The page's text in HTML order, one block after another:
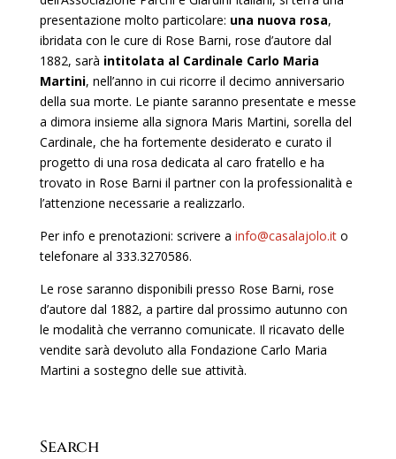
presentazione molto particolare: una nuova rosa,
ibridata con le cure di Rose Barni, rose d’autore dal
1882, sarà intitolata al Cardinale Carlo Maria
Martini, nell’anno in cui ricorre il decimo anniversario
della sua morte. Le piante saranno presentate e messe
a dimora insieme alla signora Maris Martini, sorella del
Cardinale, che ha fortemente desiderato e curato il
progetto di una rosa dedicata al caro fratello e ha
trovato in Rose Barni il partner con la professionalità e
l’attenzione necessarie a realizzarlo.
Per info e prenotazioni: scrivere a info@casalajolo.ito
telefonare al 333.3270586.
Le rose saranno disponibili presso Rose Barni, rose
d’autore dal 1882, a partire dal prossimo autunno con
le modalità che verranno comunicate. Il ricavato delle
vendite sarà devoluto alla Fondazione Carlo Maria
Martini a sostegno delle sue attività.
Search